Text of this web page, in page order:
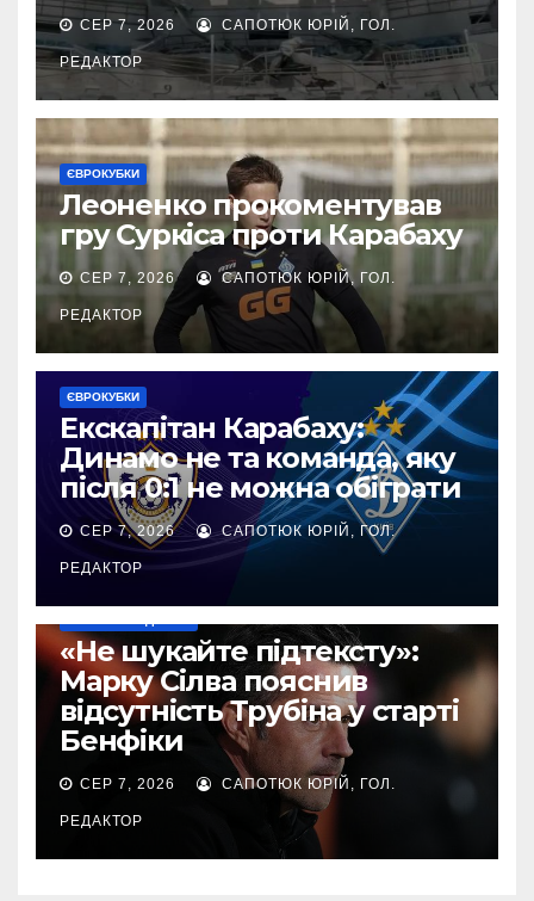
СЕР 7, 2026 САПОТЮК ЮРІЙ, ГОЛ.
РЕДАКТОР
ЄВРОКУБКИ
Леоненко прокоментував
гру Суркіса проти Карабаху
СЕР 7, 2026 САПОТЮК ЮРІЙ, ГОЛ.
РЕДАКТОР
ЄВРОКУБКИ
Екскапітан Карабаху:
Динамо не та команда, яку
після 0:1 не можна обіграти
СЕР 7, 2026 САПОТЮК ЮРІЙ, ГОЛ.
РЕДАКТОР
«Не шукайте підтексту»:
Марку Сілва пояснив
відсутність Трубіна у старті
Бенфіки
СЕР 7, 2026 САПОТЮК ЮРІЙ, ГОЛ.
РЕДАКТОР